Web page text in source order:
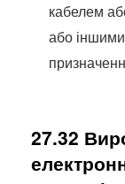
кабелем
або
27.32